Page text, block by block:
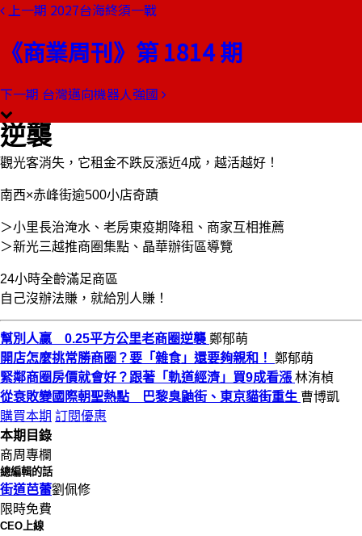
上一期 2027台海終須一戰
《商業周刊》第 1814 期
下一期 台灣邁向機器人強國
本期目錄
幫別人贏 0.25平方公里老商圈
逆襲
觀光客消失，它租金不跌反漲近4成，越活越好！
南西×赤峰街逾500小店奇蹟
＞小里長治淹水、老房東疫期降租、商家互相推薦
＞新光三越推商圈集點、晶華辦街區導覽
24小時全齡滿足商區
自己沒辦法賺，就給別人賺！
幫別人贏 0.25平方公里老商圈逆襲 鄭郁萌
開店怎麼挑常勝商圈？要「雜食」還要夠親和！ 鄭郁萌
緊鄰商圈房價就會好？跟著「軌道經濟」買9成看漲 林洧楨
從衰敗變國際朝聖熱點 巴黎臭鼬街、東京貓街重生 曹博凱
購買本期 訂閱優惠
本期目錄
商周專欄
總編輯的話
街道芭蕾劉佩修
限時免費
CEO上線